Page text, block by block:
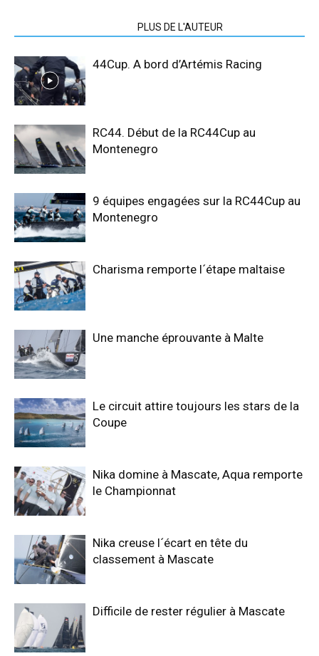
PLUS DE L'AUTEUR
44Cup. A bord d’Artémis Racing
RC44. Début de la RC44Cup au
Montenegro
9 équipes engagées sur la RC44Cup au
Montenegro
Charisma remporte l´étape maltaise
Une manche éprouvante à Malte
Le circuit attire toujours les stars de la
Coupe
Nika domine à Mascate, Aqua remporte
le Championnat
Nika creuse l´écart en tête du
classement à Mascate
Difficile de rester régulier à Mascate